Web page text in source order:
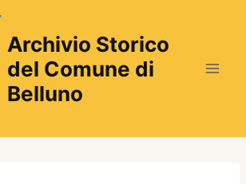
Archivio Storico
del Comune di
Belluno